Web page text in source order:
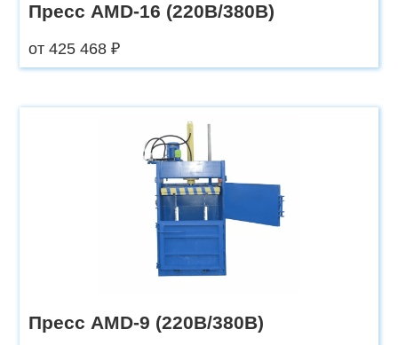
Пресс AMD-16 (220В/380В)
от 425 468 ₽
Пресс AMD-9 (220В/380В)